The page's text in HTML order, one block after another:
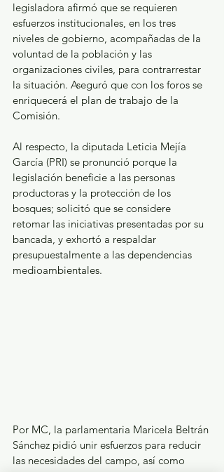
legisladora afirmó que se requieren
esfuerzos institucionales, en los tres
niveles de gobierno, acompañadas de la
voluntad de la población y las
organizaciones civiles, para contrarrestar
la situación. Aseguró que con los foros se
enriquecerá el plan de trabajo de la
Comisión.
Al respecto, la diputada Leticia Mejía
García (PRI) se pronunció porque la
legislación beneficie a las personas
productoras y la protección de los
bosques; solicitó que se considere
retomar las iniciativas presentadas por su
bancada, y exhortó a respaldar
presupuestalmente a las dependencias
medioambientales.
Por MC, la parlamentaria Maricela Beltrán
Sánchez pidió unir esfuerzos para reducir
las necesidades del campo, así como